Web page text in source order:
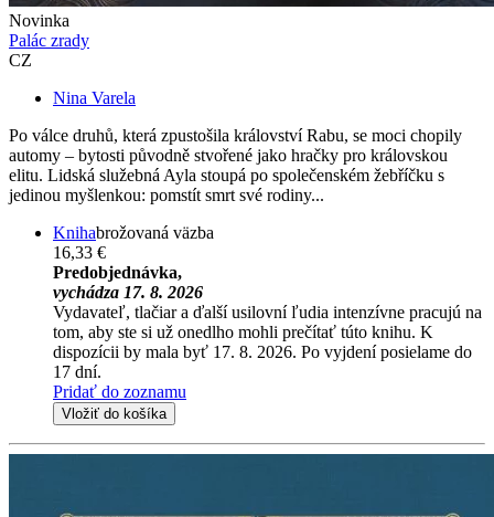
Novinka
Palác zrady
CZ
Nina Varela
Po válce druhů, která zpustošila království Rabu, se moci chopily
automy – bytosti původně stvořené jako hračky pro královskou
elitu. Lidská služebná Ayla stoupá po společenském žebříčku s
jedinou myšlenkou: pomstít smrt své rodiny...
Knihabrožovaná väzba
16,33 €
Predobjednávka,
vychádza 17. 8. 2026
Vydavateľ, tlačiar a ďalší usilovní ľudia intenzívne pracujú na
tom, aby ste si už onedlho mohli prečítať túto knihu. K
dispozícii by mala byť 17. 8. 2026. Po vyjdení posielame do
17 dní.
Pridať do zoznamu
Vložiť do košíka